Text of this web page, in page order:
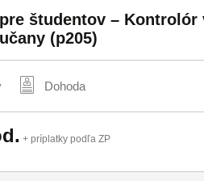
študentov –
(p205)
Dohoda
+ príplatky podľa ZP